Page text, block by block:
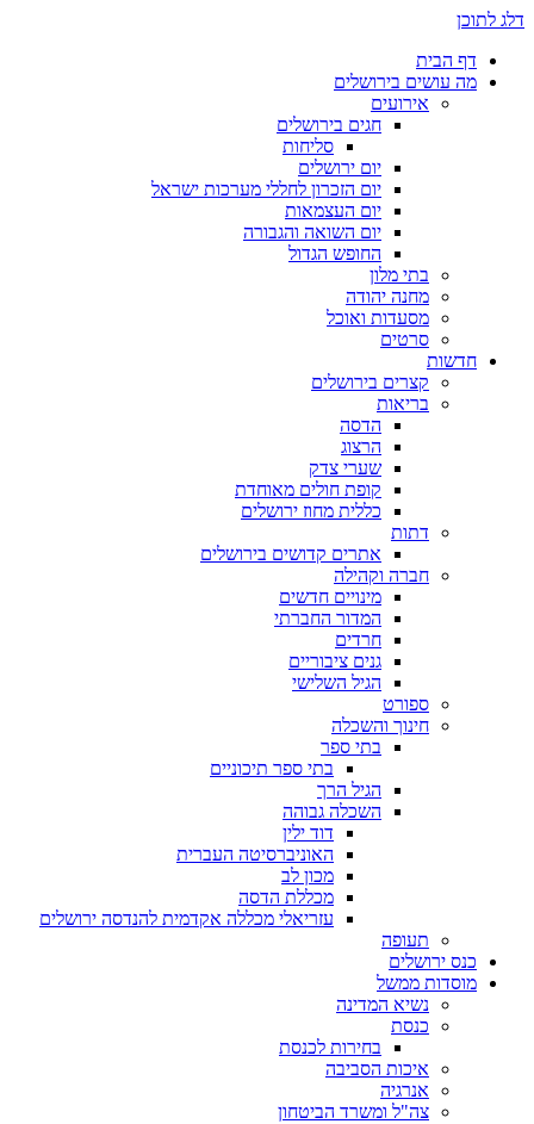
דלג לתוכן
דף הבית
מה עושים בירושלים
אירועים
חגים בירושלים
סליחות
יום ירושלים
יום הזכרון לחללי מערכות ישראל
יום העצמאות
יום השואה והגבורה
החופש הגדול
בתי מלון
מחנה יהודה
מסעדות ואוכל
סרטים
חדשות
קצרים בירושלים
בריאות
הדסה
הרצוג
שערי צדק
קופת חולים מאוחדת
כללית מחוז ירושלים
דתות
אתרים קדושים בירושלים
חברה וקהילה
מינויים חדשים
המדור החברתי
חרדים
גנים ציבוריים
הגיל השלישי
ספורט
חינוך והשכלה
בתי ספר
בתי ספר תיכוניים
הגיל הרך
השכלה גבוהה
דוד ילין
האוניברסיטה העברית
מכון לב
מכללת הדסה
עזריאלי מכללה אקדמית להנדסה ירושלים
תעופה
כנס ירושלים
מוסדות ממשל
נשיא המדינה
כנסת
בחירות לכנסת
איכות הסביבה
אנרגיה
צה"ל ומשרד הביטחון